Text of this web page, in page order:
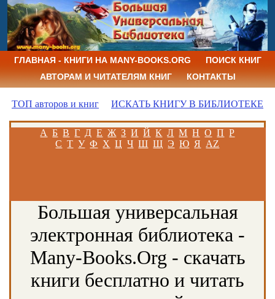
ГЛАВНАЯ - КНИГИ НА MANY-BOOKS.ORG
ПОИСК КНИГ
АВТОРАМ И ЧИТАТЕЛЯМ КНИГ
КОНТАКТЫ
ТОП авторов и книг ИСКАТЬ КНИГУ В БИБЛИОТЕКЕ
А Б В Г Д Е Ж З И Й К Л М Н О П Р
С Т У Ф Х Ц Ч Ш Щ Э Ю Я AZ
Большая универсальная
электронная библиотека -
Many-Books.Org - скачать
книги бесплатно и читать